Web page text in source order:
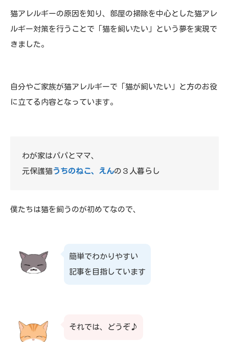
猫アレルギーの原因を知り、部屋の掃除を中心とした猫アレ
ルギー対策を行うことで「猫を飼いたい」という夢を実現で
きました。
自分やご家族が猫アレルギーで「猫が飼いたい」と方のお役
に立てる内容となっています。
わが家はパパとママ、
元保護猫うちのねこ、えんの３人暮らし
僕たちは猫を飼うのが初めてなので、
簡単でわかりやすい
記事を目指しています
それでは、どうぞ♪